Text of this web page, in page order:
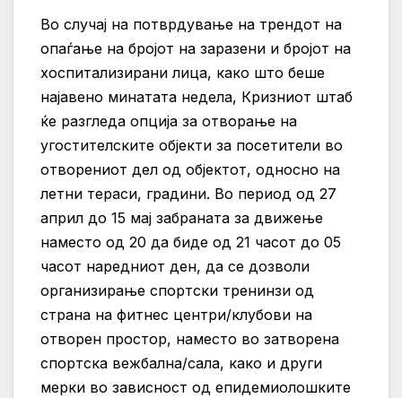
Во случај на потврдување на трендот на
опаѓањe на бројот на заразени и бројот на
хоспитализирани лица, како што беше
најавено минатата недела, Кризниот штаб
ќе разгледа опција за отворање на
угостителските објекти за посетители во
отворениот дел од објектот, односно на
летни тераси, градини. Во период од 27
април до 15 мај забраната за движење
наместо од 20 да биде од 21 часот до 05
часот наредниот ден, да се дозволи
организирање спортски тренинзи од
страна на фитнес центри/клубови на
отворен простор, наместо во затворена
спортска вежбална/сала, како и други
мерки во зависност од епидемиолошките